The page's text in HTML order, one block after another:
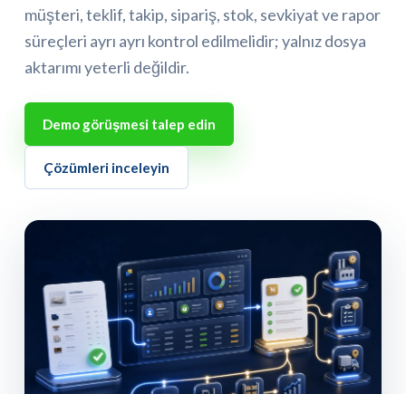
müşteri, teklif, takip, sipariş, stok, sevkiyat ve rapor
süreçleri ayrı ayrı kontrol edilmelidir; yalnız dosya
aktarımı yeterli değildir.
Demo görüşmesi talep edin
Çözümleri inceleyin